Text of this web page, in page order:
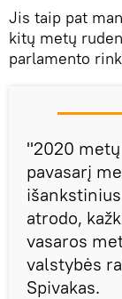
Jis taip pat
kitų metų
parlamento
"2020
pavasarį
atrodo,
vasaros
valstybės
Spivakas.